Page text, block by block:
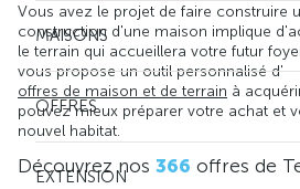
MAISONS
OFFRES
EXTENSION
Vous avez le projet de faire construire
construction d'une maison implique
le terrain qui accueillera votre futur
vous propose un outil personnalisé d'
offres de maison et de terrain à
pouvez mieux préparer votre achat et
nouvel habitat.
Découvrez nos 366 offres de